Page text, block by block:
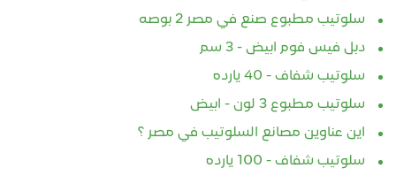
سلوتيب مطبوع صنع في مصر 2 بوصه
دبل فيس فوم ابيض - 3 سم
سلوتيب شفاف - 40 يارده
سلوتيب مطبوع 3 لون - ابيض
اين عناوين مصانع السلوتيب في مصر ؟
سلوتيب شفاف - 100 يارده